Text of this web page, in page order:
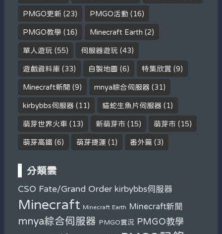
PMGO更新 (23) PMGO活動 (16)
PMGO教學 (16) Minecraft Earth (2)
單人遊玩 (55) 伺服器遊玩 (43)
遊戲資料庫 (33) 自製地圖 (6) 特集欣賞 (9)
Minecraft新聞 (9) mnya綜合伺服器 (31)
kirbybbs伺服器 (11) 貓蛇生魚片伺服器 (1)
萌芽世界火車 (13) 新萌芽市 (15) 萌芽市 (15)
萌芽高鐵 (6) 萌芽捷運 (1) 番外篇 (3)
分類雲
CSO Fate/Grand Order kirbybbs伺服器
Minecraft Minecraft Earth Minecraft新聞
mnya綜合伺服器 PMGO實況 PMGO教學